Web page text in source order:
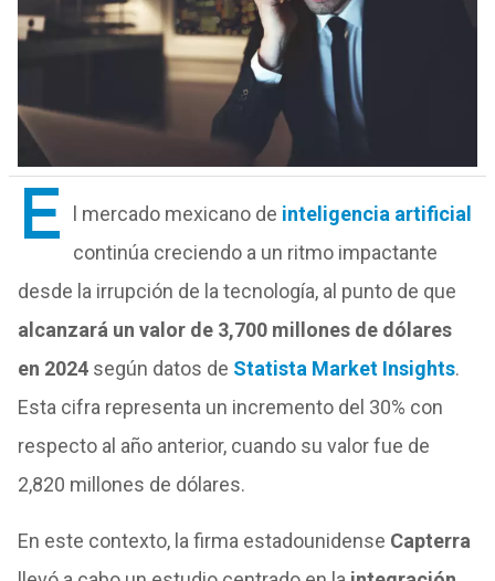
E l mercado mexicano de inteligencia artificial
continúa creciendo a un ritmo impactante
desde la irrupción de la tecnología, al punto de que
alcanzará un valor de 3,700 millones de dólares
en 2024según datos de Statista Market Insights.
Esta cifra representa un incremento del 30% con
respecto al año anterior, cuando su valor fue de
2,820 millones de dólares.
En este contexto, la firma estadounidense Capterra